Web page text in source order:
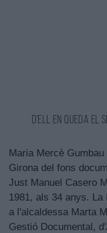
D'ell en queda el
Maria Mercè
Girona del fons
Just Manuel Casero
1981, als 34 anys.
a l'alcaldessa Marta
Gestió Documental,